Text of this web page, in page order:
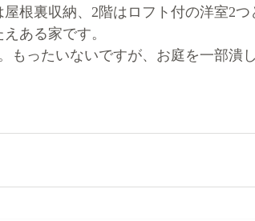
屋根裏収納、2階はロフト付の洋室2
ある家です。
もったいないですが、お庭を一部潰